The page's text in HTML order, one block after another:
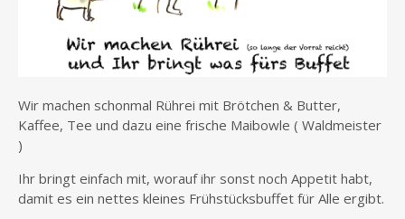
Wir machen schonmal Rührei mit Brötchen & Butter,
Kaffee, Tee und dazu eine frische Maibowle ( Waldmeister
)
Ihr bringt einfach mit, worauf ihr sonst noch Appetit habt,
damit es ein nettes kleines Frühstücksbuffet für Alle ergibt.